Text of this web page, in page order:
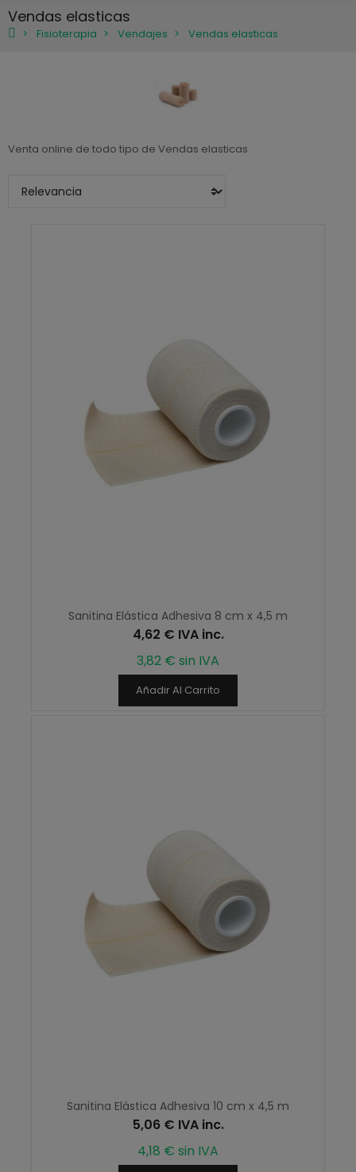
Vendas elasticas
Fisioterapia Vendajes Vendas elasticas
Venta online de todo tipo de Vendas elasticas
Sanitina Elástica Adhesiva 8 cm x 4,5 m
4,62 € IVA inc.
3,82 € sin IVA
Añadir Al Carrito
Sanitina Elástica Adhesiva 10 cm x 4,5 m
5,06 € IVA inc.
4,18 € sin IVA